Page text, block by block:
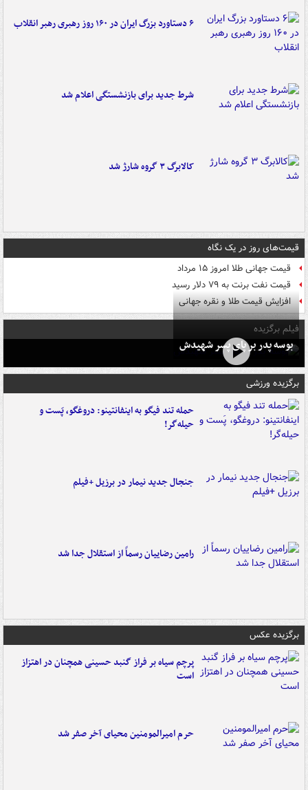
۶ دستاورد بزرگ ایران در ۱۶۰ روز رهبری رهبر انقلاب
شرط جدید برای بازنشستگی اعلام شد
کالابرگ ۳ گروه شارژ شد
قیمت‌های روز در یک نگاه
قیمت جهانی طلا امروز ۱۵ مرداد
قیمت نفت برنت به ۷۹ دلار رسید
افزایش قیمت طلا و نقره جهانی
فیلم برگزیده
بوسه‌ پدر بر پای پسر شهیدش
برگزیده ورزشی
حمله تند فیگو به اینفانتینو: دروغگو، پَست‌ و
حیله‌گر!
جنجال جدید نیمار در برزیل +فیلم
رامین رضاییان رسماً از استقلال جدا شد
برگزیده عکس
پرچم سیاه بر فراز گنبد حسینی همچنان در اهتزاز
است
حرم امیرالمومنین محیای آخر صفر شد